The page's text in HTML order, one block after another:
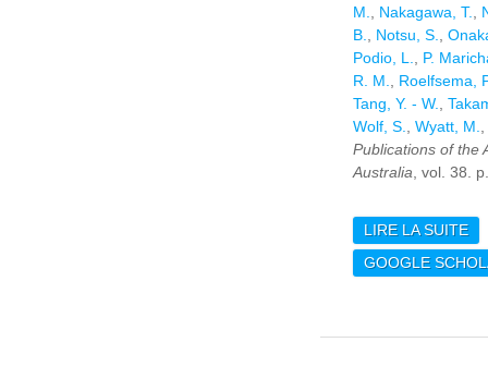
M.
Nakagawa, T.
B.
Notsu, S.
Podio, L.
P.
R. M.
Roelfsema,
Tang, Y. - W.
Wolf, S.
Wyatt, M.
Publications of the
Australia , vol. 38.
LIRE LA SUITE
GOOGLE